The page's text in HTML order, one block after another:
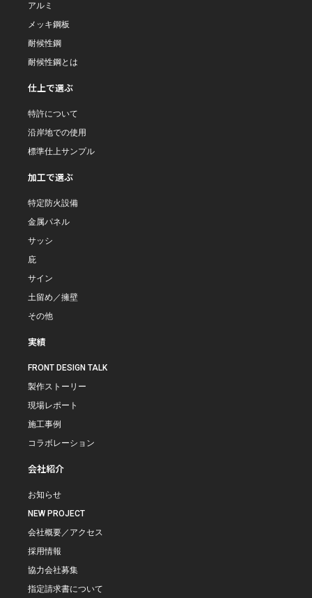
アルミ
メッキ鋼板
耐候性鋼
耐候性鋼とは
仕上で選ぶ
特許について
沿岸地での使用
標準仕上サンプル
加工で選ぶ
特定防火設備
金属パネル
サッシ
庇
サイン
土留め／擁壁
その他
実績
FRONT DESIGN TALK
製作ストーリー
現場レポート
施工事例
コラボレーション
会社紹介
お知らせ
NEW PROJECT
会社概要／アクセス
採用情報
協力会社募集
指定請求書について